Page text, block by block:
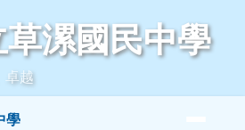
民中學
漯國民中學
卓越
學